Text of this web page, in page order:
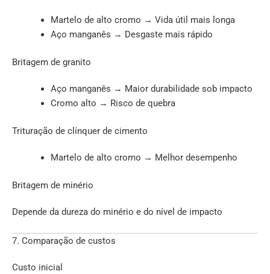
Martelo de alto cromo → Vida útil mais longa
Aço manganês → Desgaste mais rápido
Britagem de granito
Aço manganês → Maior durabilidade sob impacto
Cromo alto → Risco de quebra
Trituração de clínquer de cimento
Martelo de alto cromo → Melhor desempenho
Britagem de minério
Depende da dureza do minério e do nível de impacto
7. Comparação de custos
Custo inicial